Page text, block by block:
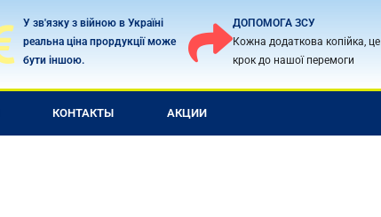
У зв'язку з війною в Україні
реальна ціна прордукції може
бути іншою.
ДОПОМОГА ЗСУ
Кожна додаткова копійка, це
крок до нашої перемоги
КОНТАКТЫ АКЦИИ